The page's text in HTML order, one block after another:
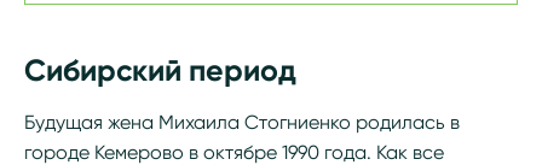
Сибирский период
Будущая жена Михаила Стогниенко родилась в
городе Кемерово в октябре 1990 года. Как все